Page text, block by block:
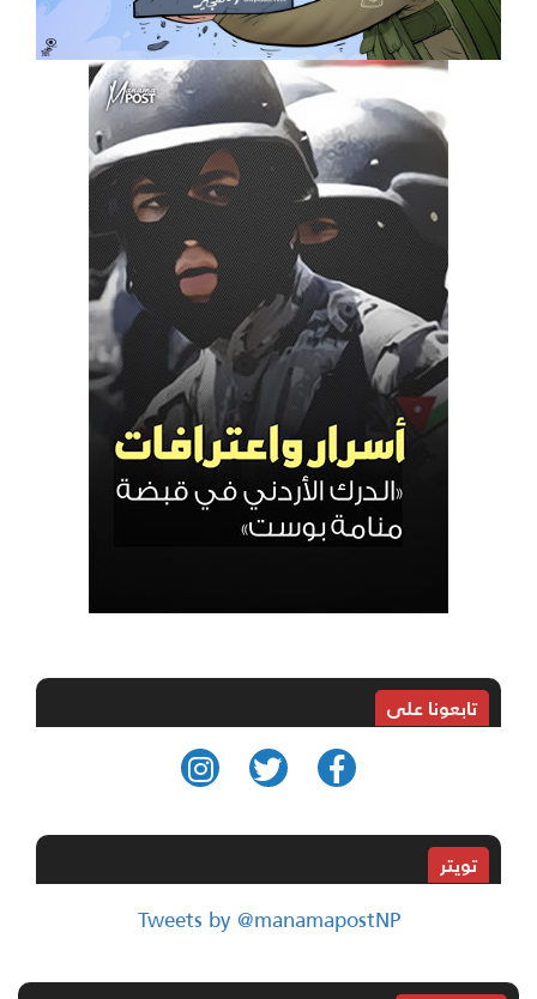
تابعونا على
تويتر
Tweets by @manamapostNP